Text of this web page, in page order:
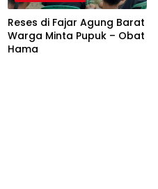
Reses di Fajar Agung Barat
Warga Minta Pupuk – Obat
Hama